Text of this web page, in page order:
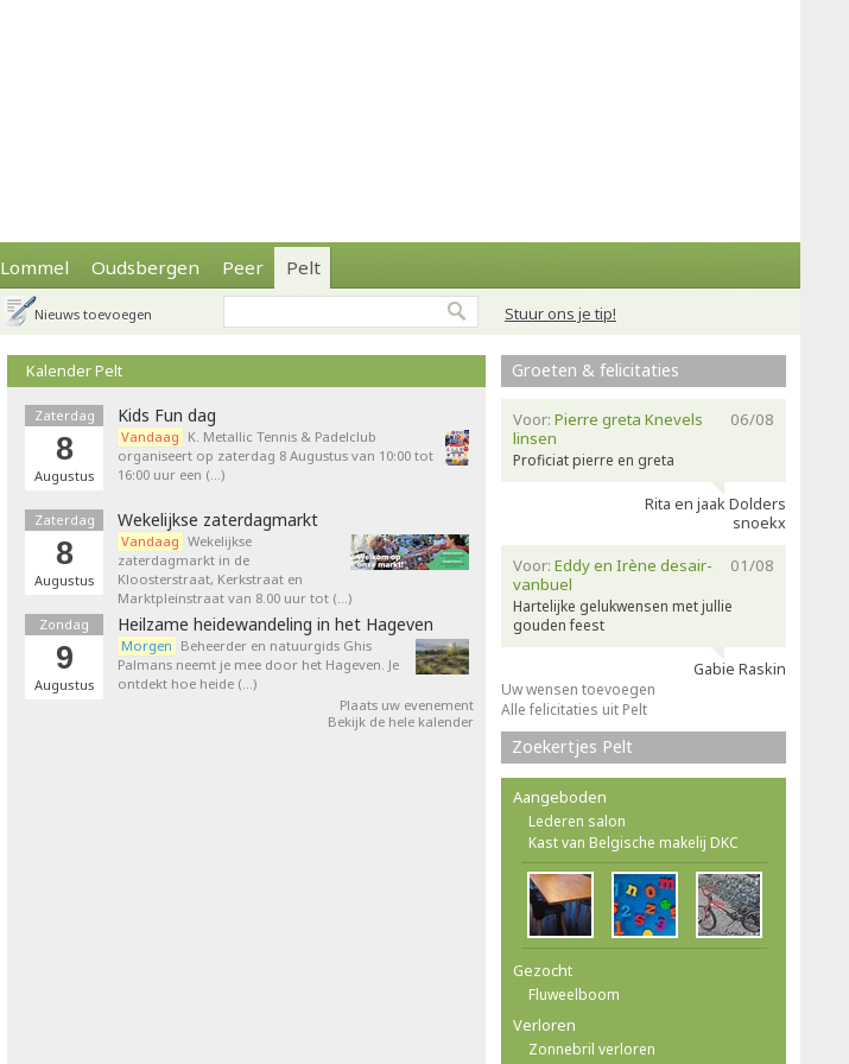
Lommel Oudsbergen Peer Pelt
Stuur ons je tip!
Nieuws toevoegen
Kalender Pelt
Zaterdag
8
Augustus
Kids Fun dag
Vandaag K. Metallic Tennis & Padelclub
organiseert op zaterdag 8 Augustus van 10:00 tot
16:00 uur een (…)
Zaterdag
8
Augustus
Wekelijkse zaterdagmarkt
Vandaag Wekelijkse
zaterdagmarkt in de
Kloosterstraat, Kerkstraat en
Marktpleinstraat van 8.00 uur tot (…)
Zondag
9
Augustus
Heilzame heidewandeling in het Hageven
Morgen Beheerder en natuurgids Ghis
Palmans neemt je mee door het Hageven. Je
ontdekt hoe heide (…)
Plaats uw evenement
Bekijk de hele kalender
Groeten & felicitaties
06/08
Voor: Pierre greta Knevels
linsen
Proficiat pierre en greta
Rita en jaak Dolders
snoekx
01/08
Voor: Eddy en Irène desair-
vanbuel
Hartelijke gelukwensen met jullie
gouden feest
Gabie Raskin
Uw wensen toevoegen
Alle felicitaties uit Pelt
Zoekertjes Pelt
Aangeboden
Lederen salon
Kast van Belgische makelij DKC
Gezocht
Fluweelboom
Verloren
Zonnebril verloren